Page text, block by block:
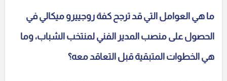
ما هي العوامل التي قد ترجح كفة روجييرو ميكالي في
الحصول على منصب المدير الفني لمنتخب الشباب، وما
هي الخطوات المتبقية قبل التعاقد معه؟